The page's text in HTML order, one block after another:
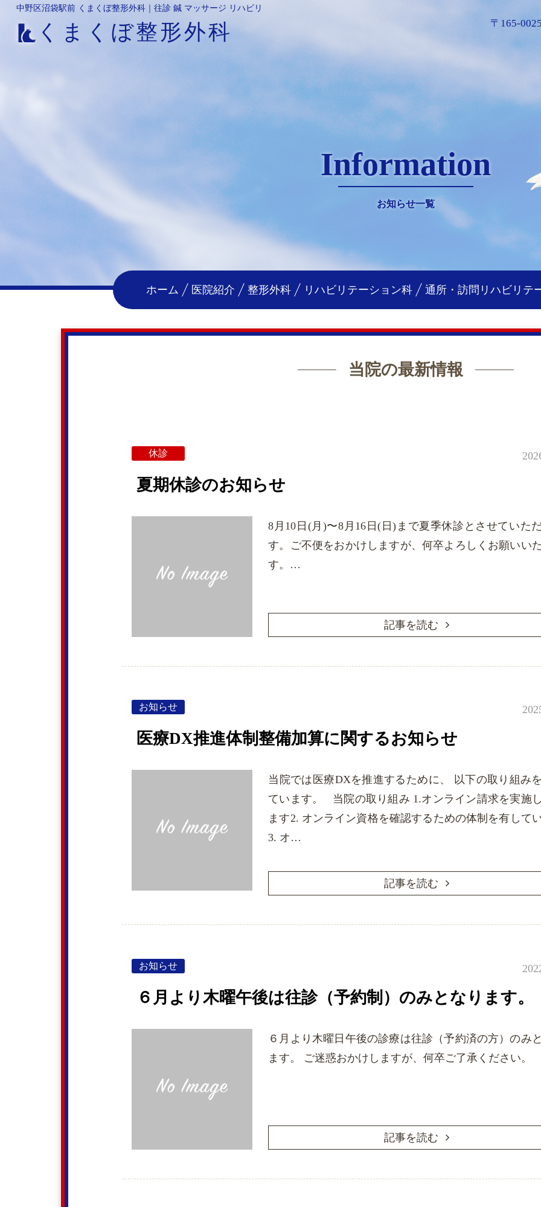
中野区沼袋駅前 くまくぼ整形外科｜往診 鍼 マッサージ リハビリ
くまくぼ整形外科 〒165-
Information
お知らせ一覧
ホーム 医院紹介 整形外科 リハビリテーション科 通所・訪問リハビリテ
当院の最新情報
夏期休診のお知らせ
休診
8月10日(月)〜8月16日(日)まで夏季休診とさせていた
す。ご不便をおかけしますが、何卒よろしくお願いい
す。…
記事を読む
医療DX推進体制整備加算に関するお知らせ
お知らせ
当院では医療DXを推進するために、 以下の取り組み
ています。 当院の取り組み 1.オンライン請求を実施
ます2. オンライン資格を確認するための体制を有して
3. オ…
記事を読む
６月より木曜午後は往診（予約制）のみとなります。
お知らせ
６月より木曜日午後の診療は往診（予約済の方）のみ
ます。 ご迷惑おかけしますが、何卒ご了承ください。
記事を読む